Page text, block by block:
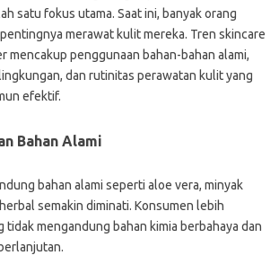
satu fokus utama. Saat ini, banyak orang
merawat kulit mereka. Tren skincare
mencakup penggunaan bahan-bahan alami,
dan rutinitas perawatan kulit yang
efektif.
Bahan Alami
bahan alami seperti aloe vera, minyak
semakin diminati. Konsumen lebih
tidak mengandung bahan kimia berbahaya dan